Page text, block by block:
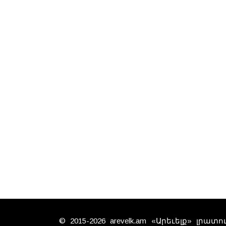
© 2015-2026 arevelk.am «Արեւելք»